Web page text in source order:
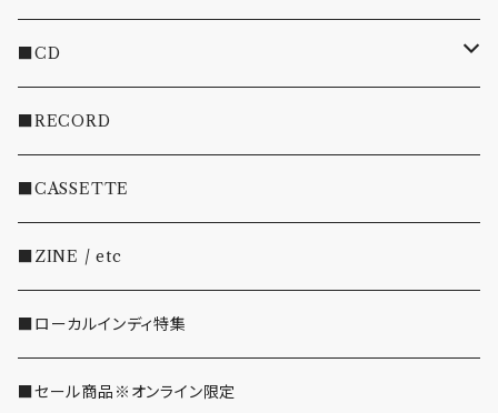
■CD
・INDIE
・EMO/PUNK/POST HC
・SHOEGAZE/DREAMPOP/POST ROCK
・OTHER(LOUD/JUNK/RAP/ etc...)
■RECORD
■CASSETTE
■ZINE / etc
■ローカルインディ特集
■セール商品※オンライン限定